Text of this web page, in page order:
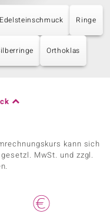
Edelsteinschmuck Ringe
Orthoklas
kann sich
MwSt. und zzgl.